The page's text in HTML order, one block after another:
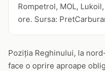
Rompetrol, MOL,
ore. Sursa:
Poziția Reghinului, la
face o oprire aproape